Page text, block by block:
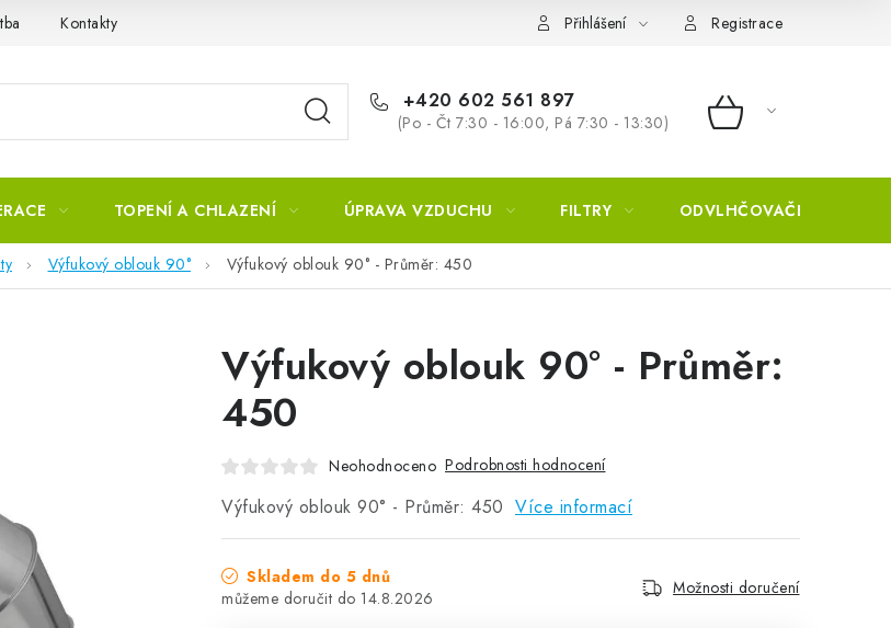
Kontakty Přihlášení Registrace
+420 602 561 897
(Po - Čt 7:30 - 16:00, Pá 7:30 - 13:30) NÁKUPNÍ
TOPENÍ A CHLAZENÍ ÚPRAVA VZDUCHU FILTRY ODVLHČOVAČE
Výfukový oblouk 90° Výfukový oblouk 90° - Průměr: 450
Výfukový oblouk 90° - Průměr:
450
Neohodnoceno Podrobnosti hodnocení
Výfukový oblouk 90° - Průměr: 450 Více informací
Skladem do 5 dnů
14.8.2026
Možnosti doručení